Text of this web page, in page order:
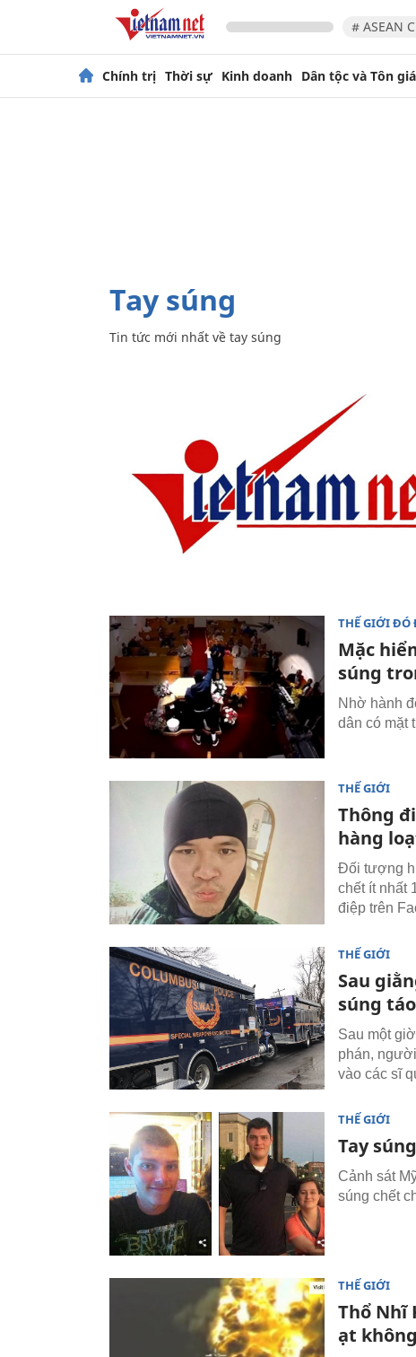
# ASEAN
Chính trị Thời sự Kinh doanh Dân tộc và Tôn
tay súng
Tin tức mới nhất về tay súng
THẾ GIỚI ĐÓ
Mặc
súng
Nhờ hành
dân có mặt
THẾ GIỚI
Thông
hàng
Đối tượng
chết ít nhất
điệp trên
THẾ GIỚI
Sau
súng
Sau một
phán,
vào các sĩ
THẾ GIỚI
Tay
Cảnh sát
súng chết
THẾ GIỚI
Thổ Nhĩ
ạt